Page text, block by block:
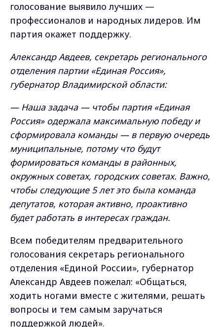
голосование выявило лучших —
профессионалов и народных лидеров. Им
партия окажет поддержку.
Александр Авдеев, секретарь регионального
отделения партии «Единая Россия»,
губернатор Владимирской области:
— Наша задача — чтобы партия «Единая
Россия» одержала максимальную победу и
сформировала команды — в первую очередь
муниципальные, потому что будут
формироваться команды в районных,
окружных советах, городских советах. Важно,
чтобы следующие 5 лет это была команда
депутатов, которая активно, проактивно
будет работать в интересах граждан.
Всем победителям предварительного
голосования секретарь регионального
отделения «Единой России», губернатор
Александр Авдеев пожелал: «Общаться,
ходить ногами вместе с жителями, решать
вопросы и тем самым заручаться
поддержкой людей».